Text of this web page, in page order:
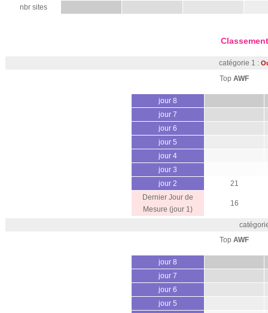
nbr sites
catégorie 1 :
Top AWF
jour 8
jour 7
jour 6
jour 5
jour 4
jour 3
jour 2
21
Dernier Jour de
Mesure (jour 1)
16
Top AWF
jour 8
jour 7
jour 6
jour 5